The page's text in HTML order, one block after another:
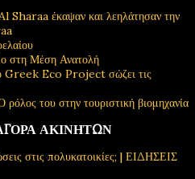
Sharaa έκαψαν και λεηλάτησαν την
στη Μέση Ανατολή
Greek Eco Project σώζει τις
ρόλος του στην τουριστική βιομηχανία
ΑΚΙΝΗΤΩΝ
στις πολυκατοικίες; | ΕΙΔΗΣΕΙΣ